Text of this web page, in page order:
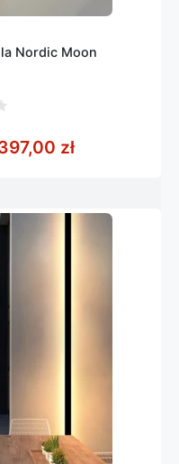
Nordic Moon
złZakres cen: